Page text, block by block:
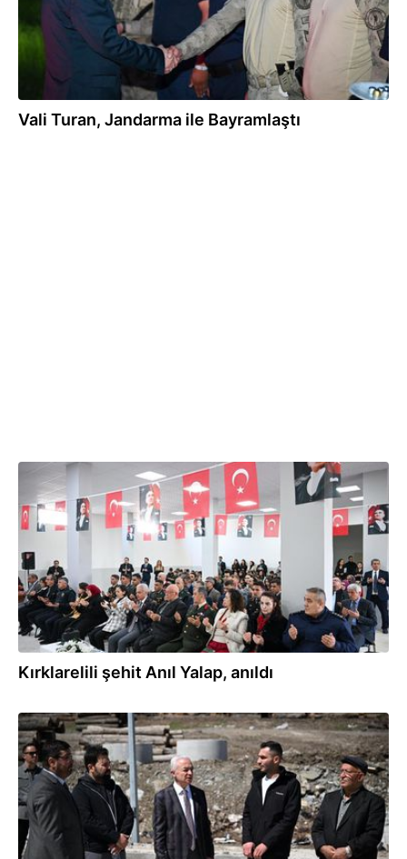
Vali Turan, Jandarma ile Bayramlaştı
07.04.2026
Kırklarelili şehit Anıl Yalap, anıldı
07.04.2026